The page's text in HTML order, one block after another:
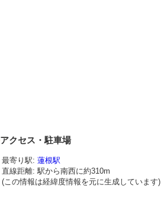
アクセス・駐車場
最寄り駅: 蓮根駅
直線距離: 駅から南西に約310m
(この情報は経緯度情報を元に生成しています)